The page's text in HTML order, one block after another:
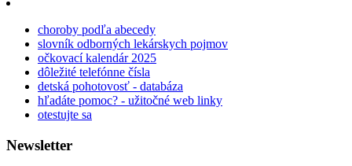
choroby podľa abecedy
slovník odborných lekárskych pojmov
očkovací kalendár 2025
dôležité telefónne čísla
detská pohotovosť - databáza
hľadáte pomoc? - užitočné web linky
otestujte sa
Newsletter